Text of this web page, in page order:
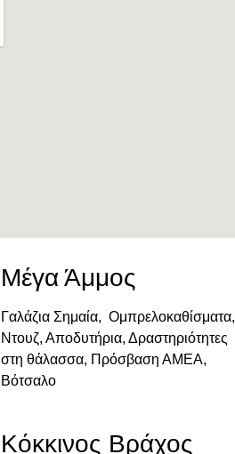
Μέγα Άμμος
Γαλάζια Σημαία, Ομπρελοκαθίσματα,
Ντουζ, Αποδυτήρια, Δραστηριότητες
στη θάλασσα, Πρόσβαση ΑΜΕΑ,
Βότσαλο
Κόκκινος Βράχος